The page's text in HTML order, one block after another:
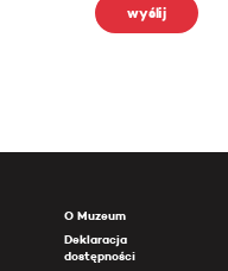
wyślij
O Muzeum
Deklaracja
dostępności